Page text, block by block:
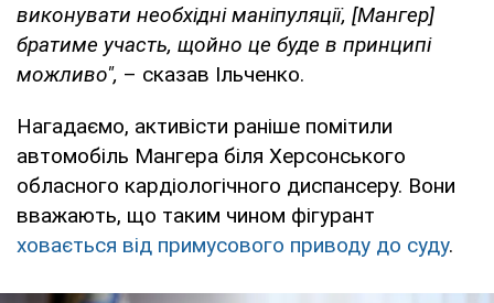
виконувати необхідні маніпуляції, [Мангер]
братиме участь, щойно це буде в принципі
можливо", – сказав Ільченко.
Нагадаємо, активісти раніше помітили
автомобіль Мангера біля Херсонського
обласного кардіологічного диспансеру. Вони
вважають, що таким чином фігурант
ховається від примусового приводу до суду.